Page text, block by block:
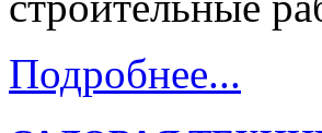
Подробнее...